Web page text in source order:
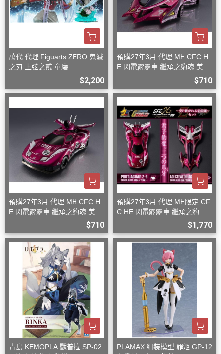
萬代 代理 Figuarts ZERO 鬼滅
之刃 上弦之貳 童磨
$2,200
預購27年3月 代理 MH CFC H
E 閃電霹靂車 繼承之豹魂 美洲
$710
預購27年3月 代理 MH CFC H
E 閃電霹靂車 繼承之豹魂 美洲
$710
預購27年3月 代理 MH限定 CF
C HE 閃電霹靂車 繼承之豹魂
$1,770
青島 KEMOPLA 獸普拉 SP-02
PLAMAX 組裝模型 罪姬 GP-12